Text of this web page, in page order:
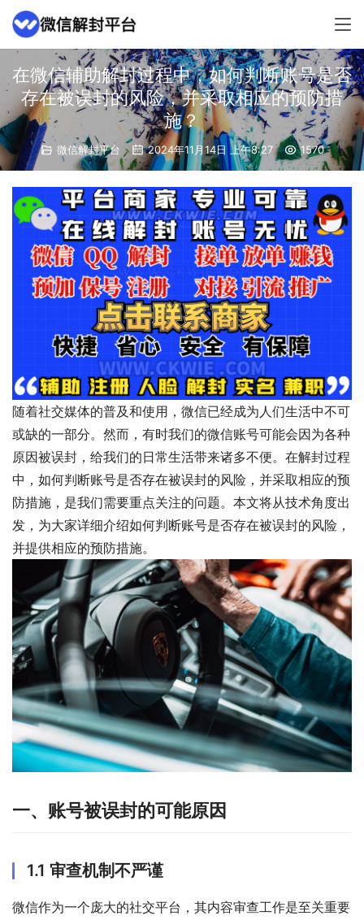
在微信辅助解封过程中，如何判断账号是否
存在被误封的风险，并采取相应的预防措
施？
微信解封平台 2024年11月14日 上午8:27 1570
随着社交媒体的普及和使用，微信已经成为人们生活中不可
或缺的一部分。然而，有时我们的微信账号可能会因为各种
原因被误封，给我们的日常生活带来诸多不便。在解封过程
中，如何判断账号是否存在被误封的风险，并采取相应的预
防措施，是我们需要重点关注的问题。本文将从技术角度出
发，为大家详细介绍如何判断账号是否存在被误封的风险，
并提供相应的预防措施。
一、账号被误封的可能原因
1.1 审查机制不严谨
微信作为一个庞大的社交平台，其内容审查工作是至关重要